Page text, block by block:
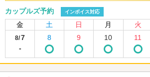
カップルズ予約 インボイス対応
金 土 日 月 火
8/7
-
8 9 10 11